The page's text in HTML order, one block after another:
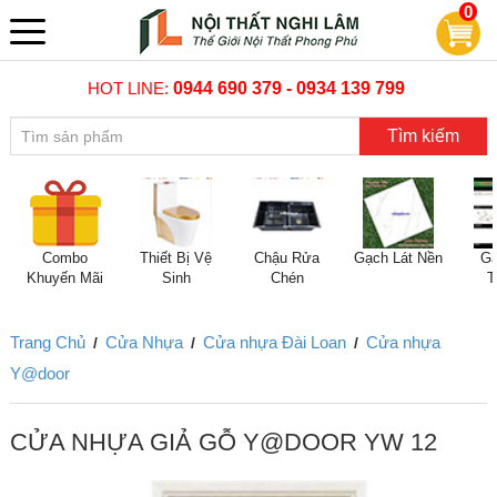
0
HOT LINE:0944 690 379 - 0934 139 799
Tìm kiếm
Combo
Khuyến Mãi
Thiết Bị Vệ
Sinh
Chậu Rửa
Chén
Gạch Lát Nền
Trang Chủ / Cửa Nhựa / Cửa nhựa Đài Loan / Cửa nhựa
Y@door
CỬA NHỰA GIẢ GỖ Y@DOOR YW 12